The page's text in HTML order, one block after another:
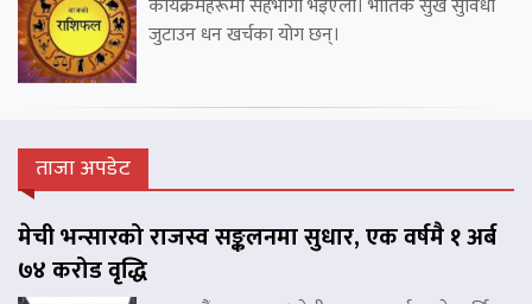
जुटाउन धन खर्चका योग छन्।
ताजा अपडेट
मेची भन्सारको राजस्व सङ्कलनमा सुधार, एक वर्षमै १ अर्ब
७४ करोड वृद्धि